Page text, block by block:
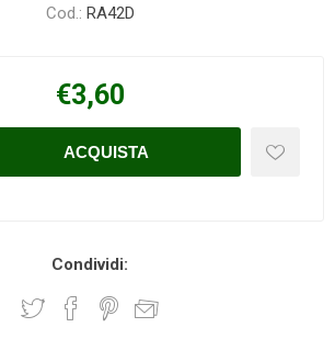
Cod.: RA42D
€3,60
Condividi: